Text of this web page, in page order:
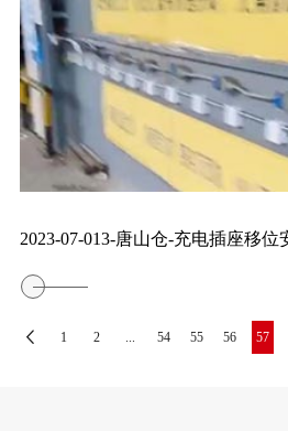
2023-07-013-唐山仓-充电插座移位
1 2 54 55 56 57